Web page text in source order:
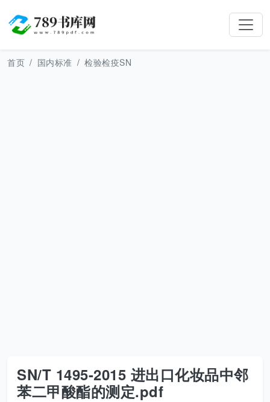
首页 国内标准 检验检疫SN
SN/T 1495-2015 进出口化妆品中邻
苯二甲酸酯的测定.pdf